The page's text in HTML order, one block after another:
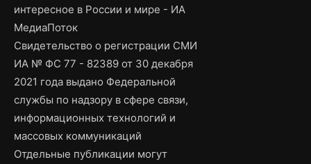
интересное в России и мире - ИА
МедиаПоток
Свидетельство о регистрации СМИ
ИА № ФС 77 - 82389 от 30 декабря
2021 года выдано Федеральной
службы по надзору в сфере связи,
информационных технологий и
массовых коммуникаций
Отдельные публикации могут